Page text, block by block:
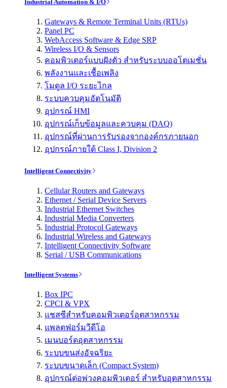
Industrial Automation & I/O
Gateways & Remote Terminal Units (RTUs)
Panel PC
WebAccess Software & Edge SRP
Wireless I/O & Sensors
คอมพิวเตอร์แบบฝังตัว สำหรับระบบออโตเมชั่น
พลังงานและเชื้อเพลิง
โมดูล I/O ระยะไกล
ระบบควบคุมอัตโนมัติ
อุปกรณ์ HMI
อุปกรณ์เก็บข้อมูลและควบคุม (DAQ)
อุปกรณ์ที่ผ่านการรับรองจากองค์กรภายนอก
อุปกรณ์ภายใต้ Class I, Division 2
Intelligent Connectivity
Cellular Routers and Gateways
Ethernet / Serial Device Servers
Industrial Ethernet Switches
Industrial Media Converters
Industrial Protocol Gateways
Industrial Wireless and Gateways
Intelligent Connectivity Software
Serial / USB Communications
Intelligent Systems
Box IPC
CPCI & VPX
แชสซีสำหรับคอมพิวเตอร์อุตสาหกรรม
แพลตฟอร์มวีดีโอ
เมนบอร์ดอุตสาหกรรม
ระบบขนส่งอัจฉริยะ
ระบบขนาดเล็ก (Compact System)
อุปกรณ์ต่อพ่วงคอมพิวเตอร์ สำหรับอุตสาหกรรม